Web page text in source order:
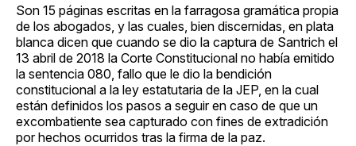
Son 15 páginas escritas en la farragosa gramática propia
de los abogados, y las cuales, bien discernidas, en plata
blanca dicen que cuando se dio la captura de Santrich el
13 abril de 2018 la Corte Constitucional no había emitido
la sentencia 080, fallo que le dio la bendición
constitucional a la ley estatutaria de la JEP, en la cual
están definidos los pasos a seguir en caso de que un
excombatiente sea capturado con fines de extradición
por hechos ocurridos tras la firma de la paz.